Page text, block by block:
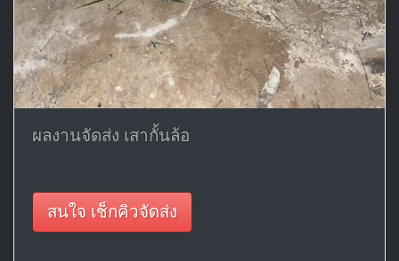
ผลงานจัดส่ง เสากั้นล้อ
สนใจ เช็กคิวจัดส่ง